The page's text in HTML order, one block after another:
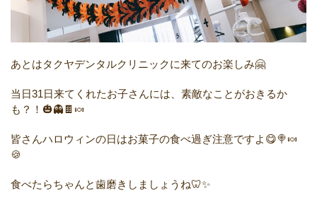
あとはタクヤデンタルクリニックに来てのお楽しみ🤗
当日31日来てくれたお子さんには、素敵なことがおきるか
も？！🎃👻🍫🍬
皆さんハロウィンの日はお菓子の食べ過ぎ注意ですよ😋🍭🍬
🍪
食べたらちゃんと歯磨きしましょうね🦷✨